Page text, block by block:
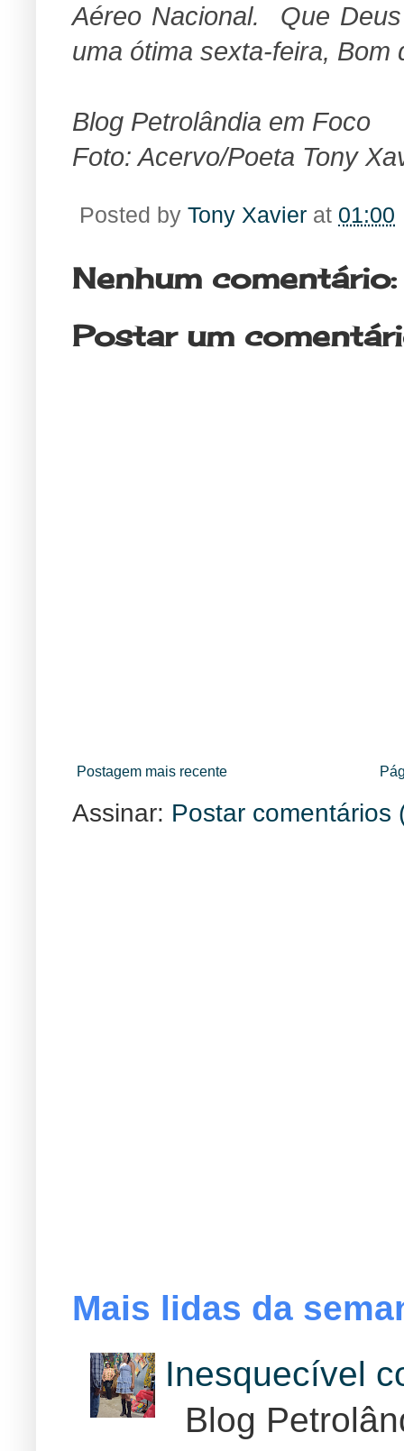
Aéreo Nacional. Que
uma ótima sexta-feira, Bom
Blog Petrolândia em Foco
Foto: Acervo/Poeta Tony
Posted by Tony Xavier at 01:00
Nenhum comentário:
Postar um
Postagem mais recente
Assinar: Postar comentários
Mais lidas da
Inesquecível
Blog